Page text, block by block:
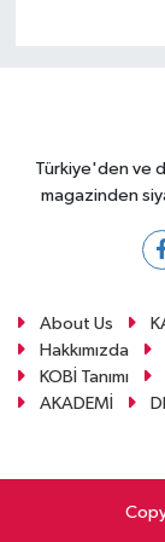
Türkiye'den ve
magazinden
About Us
Hakkımızda
KOBİ Tanımı
AKADEMİ